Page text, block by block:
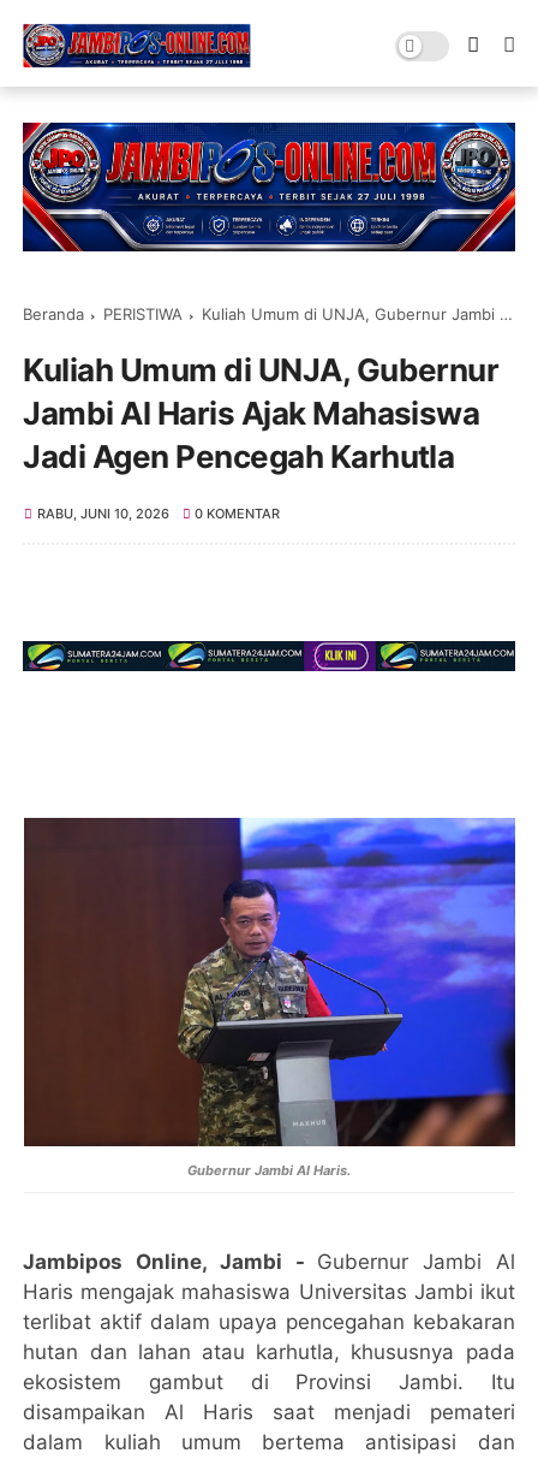
Beranda PERISTIWA Kuliah Umum di UNJA, Gubernur Jambi Al Haris Ajak Mahasiswa Jadi Agen Pencegah Karhutla
Kuliah Umum di UNJA, Gubernur
Jambi Al Haris Ajak Mahasiswa
Jadi Agen Pencegah Karhutla
RABU, JUNI 10, 2026 0 KOMENTAR
Gubernur Jambi Al Haris.
Jambipos Online, Jambi - Gubernur Jambi Al
Haris mengajak mahasiswa Universitas Jambi ikut
terlibat aktif dalam upaya pencegahan kebakaran
hutan dan lahan atau karhutla, khususnya pada
ekosistem gambut di Provinsi Jambi. Itu
disampaikan Al Haris saat menjadi pemateri
dalam kuliah umum bertema antisipasi dan